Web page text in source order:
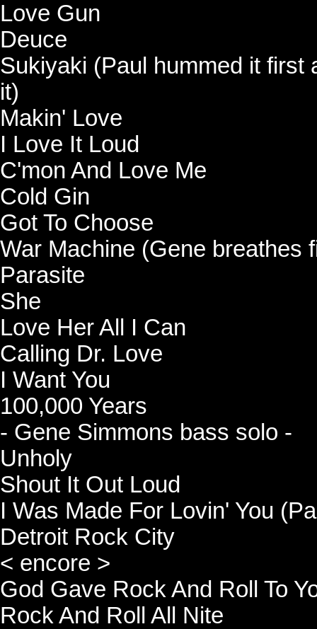
Love Gun
Deuce
Sukiyaki (Paul hummed it first
it)
Makin' Love
I Love It Loud
C'mon And Love Me
Cold Gin
Got To Choose
War Machine (Gene breathes
Parasite
She
Love Her All I Can
Calling Dr. Love
I Want You
100,000 Years
- Gene Simmons bass solo -
Unholy
Shout It Out Loud
I Was Made For Lovin' You
Detroit Rock City
< encore >
God Gave Rock And Roll To
Rock And Roll All Nite